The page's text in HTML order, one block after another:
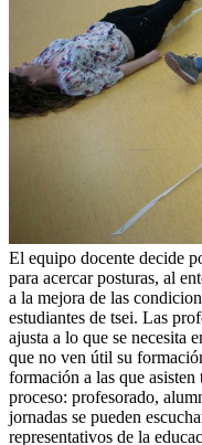
El equipo docente decide
para acercar posturas, al
a la mejora de las
estudiantes de tsei. Las
ajusta a lo que se necesita
que no ven útil su
formación a las que
proceso: profesorado,
jornadas se pueden
representativos de la